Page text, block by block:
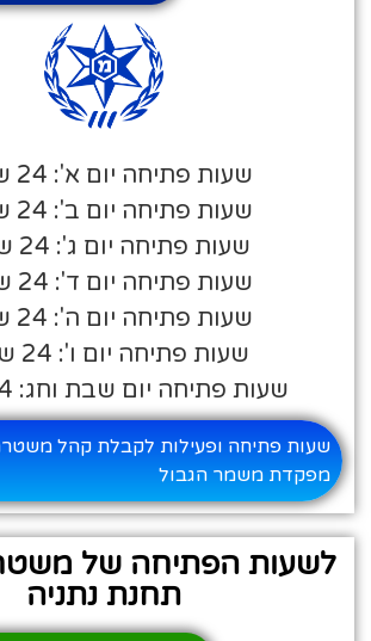
שעות פתיחה יום א': 24 שעות
שעות פתיחה יום ב': 24 שעות
שעות פתיחה יום ג': 24 שעות
שעות פתיחה יום ד': 24 שעות
שעות פתיחה יום ה': 24 שעות
שעות פתיחה יום ו': 24 שעות
שעות פתיחה יום שבת וחג: 24 שעות
שעות פתיחה ופעילות לקבלת קהל
מפקדת משמר הגבול
לשעות הפתיחה של
תחנת נתניה